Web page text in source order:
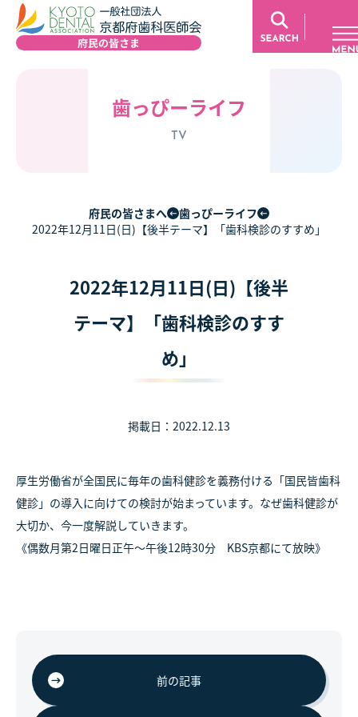
歯っぴーライフ
TV
府民の皆さまへ
歯っぴーライフ
2022年12月11日(日)【後半テーマ】「歯科検診のすすめ」
2022年12月11日(日)【後半
テーマ】「歯科検診のすす
め」
掲載日：2022.12.13
厚生労働省が全国民に毎年の歯科健診を義務付ける「国民皆歯科
健診」の導入に向けての検討が始まっています。なぜ歯科健診が
大切か、今一度解説していきます。
《偶数月第2日曜日正午～午後12時30分 KBS京都にて放映》
前の記事